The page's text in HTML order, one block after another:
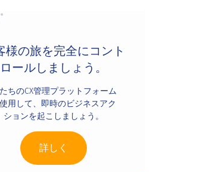
様の旅を完全にコント
ロールしましょう。
ちのCX管理プラットフォーム
用して、即時のビジネスアク
ションを起こしましょう。
詳しく